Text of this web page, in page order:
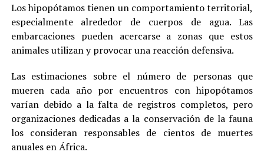
Los hipopótamos tienen un comportamiento territorial,
especialmente alrededor de cuerpos de agua. Las
embarcaciones pueden acercarse a zonas que estos
animales utilizan y provocar una reacción defensiva.
Las estimaciones sobre el número de personas que
mueren cada año por encuentros con hipopótamos
varían debido a la falta de registros completos, pero
organizaciones dedicadas a la conservación de la fauna
los consideran responsables de cientos de muertes
anuales en África.